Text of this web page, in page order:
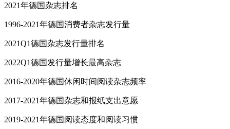
2021年德国杂志排名
1996-2021年德国消费者杂志发行量
2021Q1德国杂志发行量排名
2022Q1德国发行量增长最高杂志
2016-2020年德国休闲时间阅读杂志频率
2017-2021年德国杂志和报纸支出意愿
2019-2021年德国阅读态度和阅读习惯